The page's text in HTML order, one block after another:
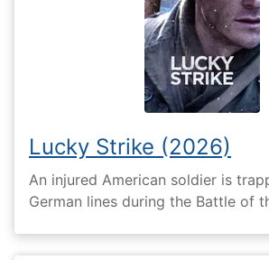
Lucky Strike (2026)
An injured American soldier is
German lines during the Battle of